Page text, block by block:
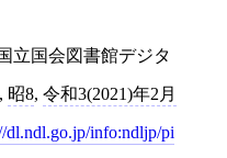
立国会図書館デジタ
, 昭8, 令和3(2021)年2月
dl.ndl.go.jp/info:ndljp/pi